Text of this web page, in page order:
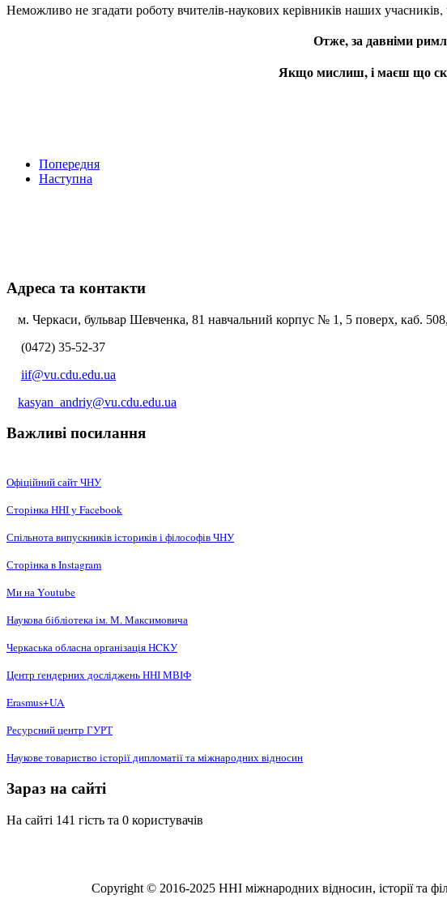
Неможливо не згадати роботу вчителів-наукових керівників наших учасників,
Отже, за давніми
Якщо мислиш, і маєш що
Попередня
Наступна
Адреса та контакти
м. Черкаси, бульвар Шевченка, 81 навчальний корпус № 1, 5 поверх, каб.
(0472) 35-52-37
iif@vu.cdu.edu.ua
kasyan_andriy@vu.cdu.edu.ua
Важливі посилання
Офіційний сайт ЧНУ
Сторінка ННІ у Facebook
Спільнота випускників істориків і філософів ЧНУ
Сторінка в Instagram
Ми на Youtube
Наукова бібліотека ім. М. Максимовича
Черкаська обласна організація НCКУ
Центр ґендерних досліджень ННІ МВІФ
Erasmus+UA
Ресурсний центр ГУРТ
Наукове товариство історії дипломатії та міжнародних відносин
Зараз на сайті
На сайті 141 гість та 0 користувачів
Copyright © 2016-2025 ННІ міжнародних відносин, історії та